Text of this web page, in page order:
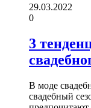
29.03.2022
0
3
В моде
свадебный